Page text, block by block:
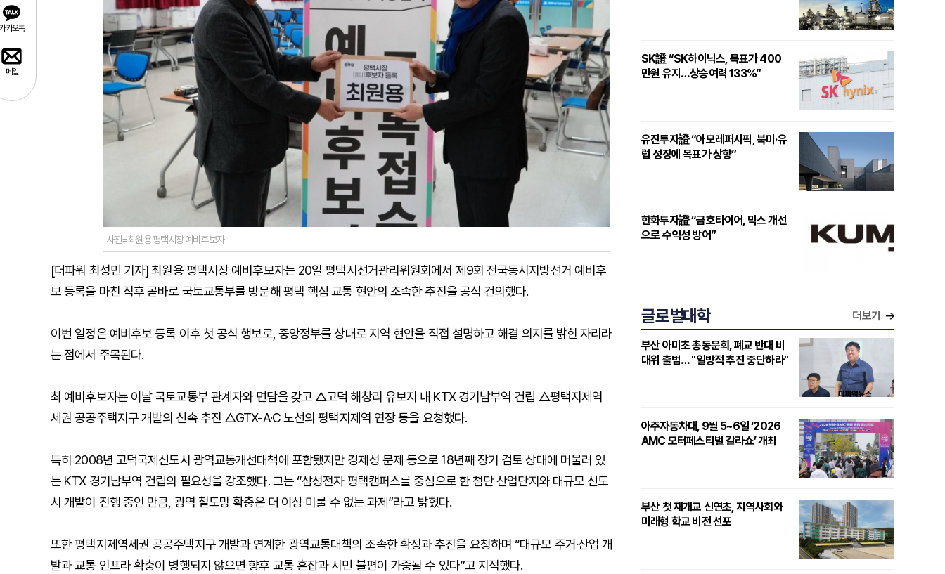
카오톡
메일
사진=최원용 평택시장 예비후보자
[더파워 최성민 기자] 최원용 평택시장 예비후보자는 20일 평택시선거관리위원회에서 제9회 전국동시지방선거 예비후
보 등록을 마친 직후 곧바로 국토교통부를 방문해 평택 핵심 교통 현안의 조속한 추진을 공식 건의했다.
이번 일정은 예비후보 등록 이후 첫 공식 행보로, 중앙정부를 상대로 지역 현안을 직접 설명하고 해결 의지를 밝힌 자리라
는 점에서 주목된다.
최 예비후보자는 이날 국토교통부 관계자와 면담을 갖고 △고덕 해창리 유보지 내 KTX 경기남부역 건립 △평택지제역
세권 공공주택지구 개발의 신속 추진 △GTX-A·C 노선의 평택지제역 연장 등을 요청했다.
특히 2008년 고덕국제신도시 광역교통개선대책에 포함됐지만 경제성 문제 등으로 18년째 장기 검토 상태에 머물러 있
는 KTX 경기남부역 건립의 필요성을 강조했다. 그는 “삼성전자 평택캠퍼스를 중심으로 한 첨단 산업단지와 대규모 신도
시 개발이 진행 중인 만큼, 광역 철도망 확충은 더 이상 미룰 수 없는 과제”라고 밝혔다.
또한 평택지제역세권 공공주택지구 개발과 연계한 광역교통대책의 조속한 확정과 추진을 요청하며 “대규모 주거·산업 개
발과 교통 인프라 확충이 병행되지 않으면 향후 교통 혼잡과 시민 불편이 가중될 수 있다”고 지적했다.
SK證 “SK하이닉스, 목표가 400
만원 유지…상승여력 133%”
유진투자證 “아모레퍼시픽, 북미·유
럽 성장에 목표가 상향”
한화투자證 “금호타이어, 믹스 개선
으로 수익성 방어”
글로벌대학 더보기
부산 아미초 총동문회, 폐교 반대 비
대위 출범… "일방적 추진 중단하라"
아주자동차대, 9월 5~6일 ‘2026
AMC 모터페스티벌 갈라쇼’ 개최
부산 첫 재개교 신연초, 지역사회와
미래형 학교 비전 선포